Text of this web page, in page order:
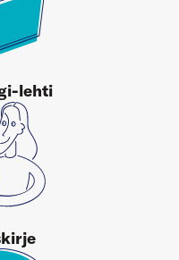
lehti